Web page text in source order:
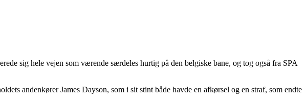
sig hele vejen som værende særdeles hurtig på den belgiske bane, og tog også fra SPA
andenkører James Dayson, som i sit stint både havde en afkørsel og en straf, som endte